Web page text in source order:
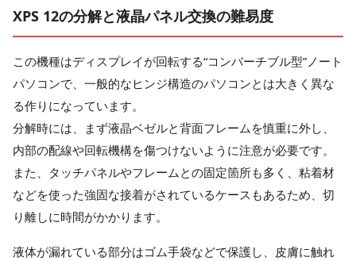
XPS 12の分解と液晶パネル交換の難易度
この機種はディスプレイが回転する“コンバーチブル型”ノート
パソコンで、一般的なヒンジ構造のパソコンとは大きく異な
る作りになっています。
分解時には、まず液晶ベゼルと背面フレームを慎重に外し、
内部の配線や回転機構を傷つけないように注意が必要です。
また、タッチパネルやフレームとの固定箇所も多く、粘着材
などを使った強固な接着がされているケースもあるため、切
り離しに時間がかかります。
液体が漏れている部分はゴム手袋などで保護し、皮膚に触れ